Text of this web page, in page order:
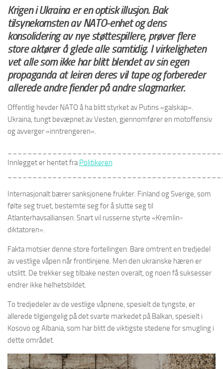
Krigen i Ukraina er en optisk illusjon. Bak
tilsynekomsten av NATO-enhet og dens
konsolidering av nye støttespillere, prøver flere
store aktører å glede alle samtidig. I virkeligheten
vet alle som ikke har blitt blendet av sin egen
propaganda at leiren deres vil tape og forbereder
allerede andre fiender på andre slagmarker.
Offentlig hevder NATO å ha blitt styrket av Putins «galskap».
Ukraina, tungt bevæpnet av Vesten, gjennomfører en motoffensiv
og avverger «inntrengeren».
Innlegget er hentet fraPolitikeren
Internasjonalt bærer sanksjonene frukter. Finland og Sverige, som
følte seg truet, bestemte seg for å slutte seg til
Atlanterhavsalliansen. Snart vil russerne styrte «Kremlin-
diktatoren».
Fakta motsier denne store fortellingen: Bare omtrent en tredjedel
av vestlige våpen når frontlinjene. Men den ukrainske hæren er
utslitt. De trekker seg tilbake nesten overalt, og noen få suksesser
endrer ikke helhetsbildet.
To tredjedeler av de vestlige våpnene, spesielt de tyngste, er
allerede tilgjengelig på det svarte markedet på Balkan, spesielt i
Kosovo og Albania, som har blitt de viktigste stedene for smugling i
dette området.